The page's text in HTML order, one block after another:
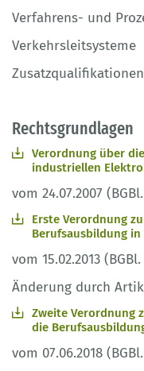
Verfahrens- und
Verkehrsleitsysteme
Zusatzqualifikationen
Rechtsgrundlagen
Verordnung über
industriellen
vom 24.07.2007
Erste Verordnung
Berufsausbildung
vom 15.02.2013
Änderung durch
Zweite Verordnung
die
vom 07.06.2018